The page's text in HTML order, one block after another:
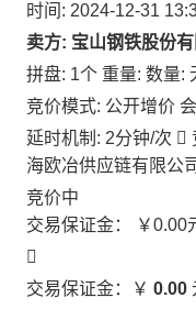
时间: 2024-12-31
卖方: 宝山钢铁股份有
拼盘: 1个 重量: 数量:
竞价模式: 公开增价
延时机制: 2分钟/次 
海欧冶供应链有限公
竞价中
交易保证金：
￥0.00

交易保证金：￥ 0.00